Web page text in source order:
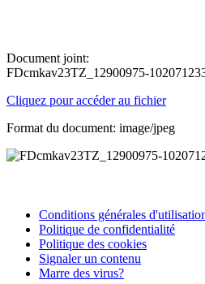
Document joint:
FDcmkav23TZ_12900975-
Cliquez pour accéder au fichier
Format du document: image/jpeg
Conditions générales
Politique de confidentialité
Politique des cookies
Signaler un contenu
Marre des virus?